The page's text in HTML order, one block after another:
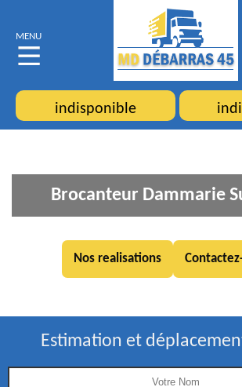
MENU
indisponible
Brocanteur Dammarie
Nos realisations
Estimation et